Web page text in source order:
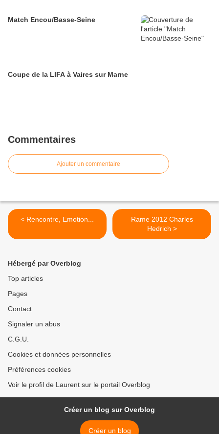
Match Encou/Basse-Seine
Coupe de la LIFA à Vaires sur Marne
Commentaires
Ajouter un commentaire
< Rencontre, Emotion...
Rame 2012 Charles
Hedrich >
Hébergé par Overblog
Top articles
Pages
Contact
Signaler un abus
C.G.U.
Cookies et données personnelles
Préférences cookies
Voir le profil de Laurent sur le portail Overblog
Créer un blog sur Overblog
Créer un blog